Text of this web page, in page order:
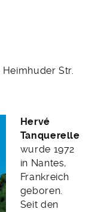
Heimhuder Str.
Hervé
Tanquerelle
wurde 1972
in Nantes,
Frankreich
geboren.
Seit den